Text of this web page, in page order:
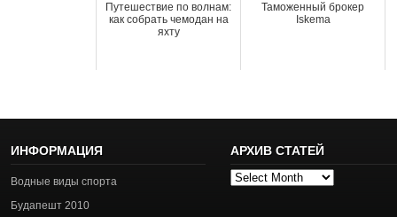
Путешествие по волнам:
как собрать чемодан на
яхту
Таможенный брокер
Iskema
ИНФОРМАЦИЯ
Водные виды спорта
Будапешт 2010
АРХИВ СТАТЕЙ
Архив